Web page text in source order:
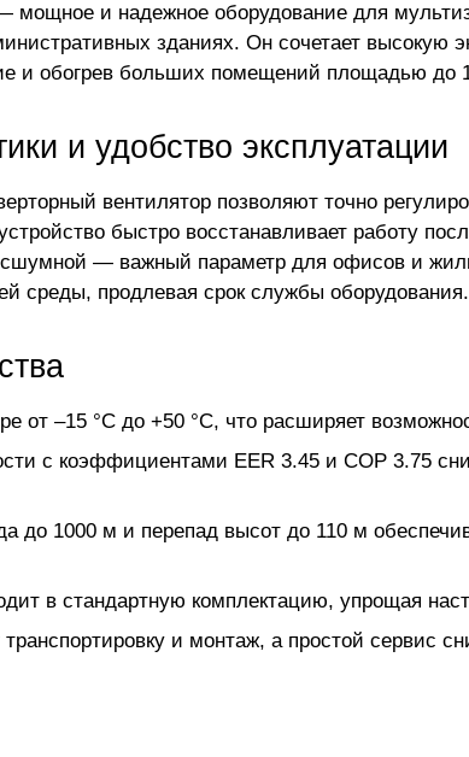
мощное и надежное оборудование для
зданиях. Он сочетает высокую
и обогрев больших помещений площадью до
и удобство эксплуатации
вентилятор позволяют точно
быстро восстанавливает работу
— важный параметр для офисов и
среды, продлевая срок службы оборудования.
от –15 °C до +50 °C, что расширяет
с коэффициентами EER 3.45 и COP 3.75
до 1000 м и перепад высот до 110 м
в стандартную комплектацию, упрощая
и монтаж, а простой сервис